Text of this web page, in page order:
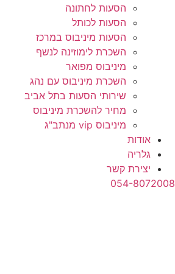
הסעות לחתונה
הסעות לכותל
הסעות מיניבוס במרכז
השכרת לימוזינה לנשף
מיניבוס מפואר
השכרת מיניבוס עם נהג
שירותי הסעות בתל אביב
מחיר להשכרת מיניבוס
מיניבוס vip מנתב"ג
אודות
גלריה
יצירת קשר
054-8072008